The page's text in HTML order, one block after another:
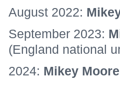
August 2022:
September 2023:
(England national
2024: Mikey Moore